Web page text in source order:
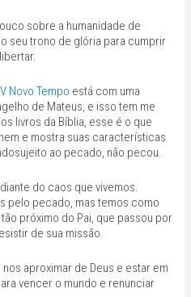
sobre a humanidade de
seu trono de glória para cumprir
Novo Tempo está com uma
de Mateus, e isso tem me
livros da Bíblia, esse é o que
e mostra suas características
ao pecado, não pecou.
do caos que vivemos.
pelo pecado, mas temos como
próximo do Pai, que passou por
de sua missão.
aproximar de Deus e estar em
vencer o mundo e renunciar